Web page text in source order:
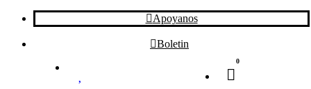
Apoyanos
Boletin
0